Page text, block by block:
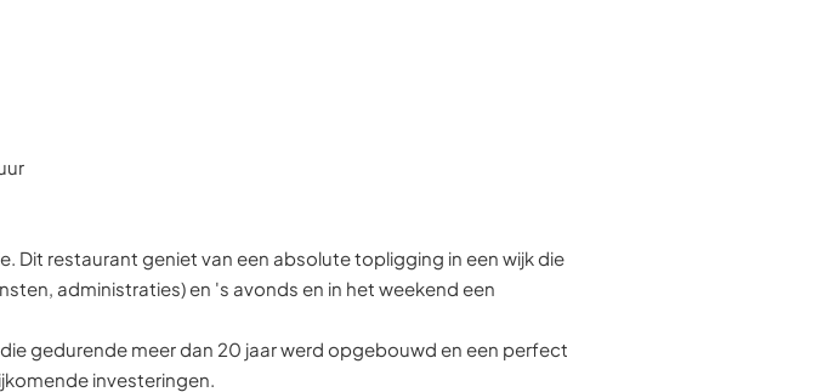
Dit restaurant geniet van een absolute topligging in een wijk die
administraties) en 's avonds en in het weekend een
gedurende meer dan 20 jaar werd opgebouwd en een perfect
investeringen.